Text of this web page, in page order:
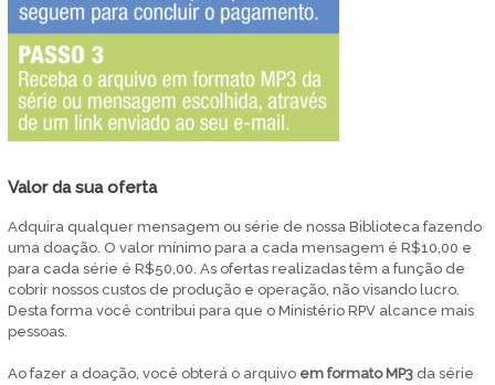
Valor da sua oferta
Adquira qualquer mensagem ou série de nossa Biblioteca fazendo
uma doação. O valor mínimo para a cada mensagem é R$10,00 e
para cada série é R$50,00. As ofertas realizadas têm a função de
cobrir nossos custos de produção e operação, não visando lucro.
Desta forma você contribui para que o Ministério RPV alcance mais
pessoas.
Ao fazer a doação, você obterá o arquivo em formato MP3da série